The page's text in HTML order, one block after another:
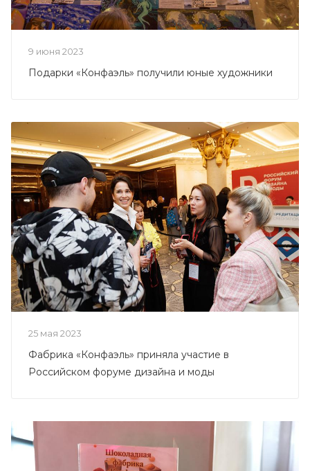
9 июня 2023
Подарки «Конфаэль» получили юные художники
25 мая 2023
Фабрика «Конфаэль» приняла участие в
Российском форуме дизайна и моды